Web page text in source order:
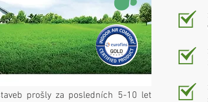
prošly za posledních 5-10 let